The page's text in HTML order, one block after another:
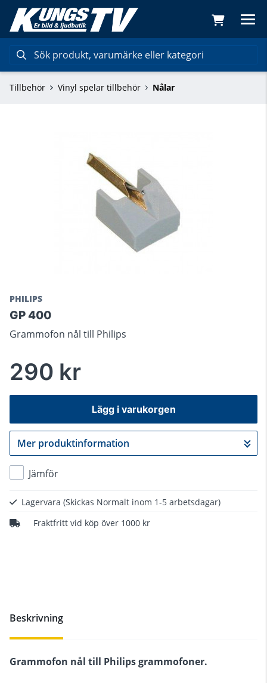
Tillbehör Vinyl spelar tillbehör Nålar
PHILIPS
GP 400
Grammofon nål till Philips
290 kr
Lägg i varukorgen
Gå till kassan
Mer produktinformation
Jämför
Lagervara (Skickas Normalt inom 1-5 arbetsdagar)
Fraktfritt vid köp över 1000 kr
Beskrivning
Grammofon nål till Philips grammofoner.